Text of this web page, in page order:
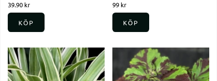
39.90 kr
KÖP
99 kr
KÖP